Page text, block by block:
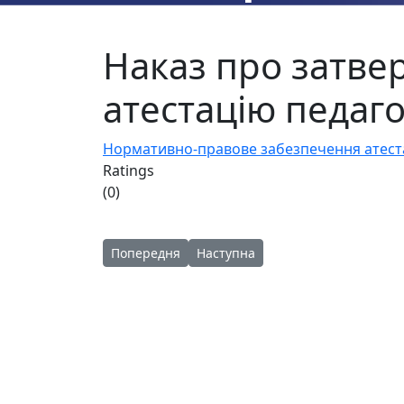
Наказ про
атестацію
Нормативно-правове забезпечення
Ratings
(0)
Попередня стаття: Про створення атестаційної
Попередня Наступна стаття: Нормативно-
Наступна